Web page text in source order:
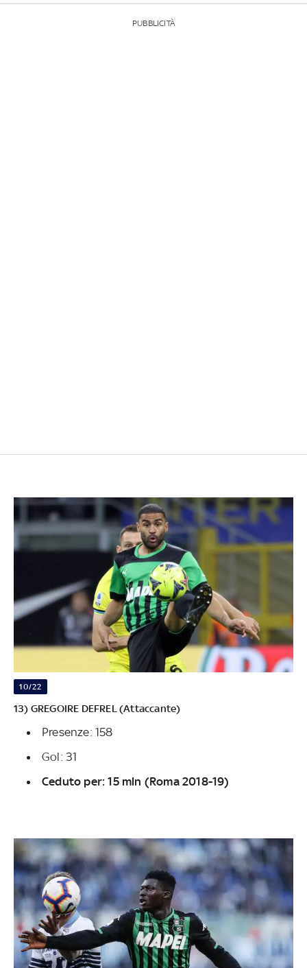
PUBBLICITÀ
10/22
13) GREGOIRE DEFREL (Attaccante)
Presenze: 158
Gol: 31
Ceduto per: 15 mln (Roma 2018-19)